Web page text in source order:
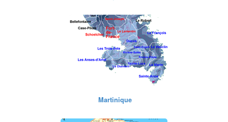
Martinique